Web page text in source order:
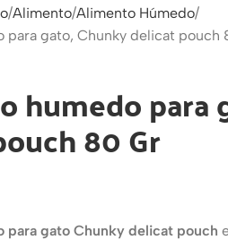
Alimento Alimento Húmedo
para gato, Chunky delicat pouch
humedo para
80 Gr
para gato Chunky delicat pouch